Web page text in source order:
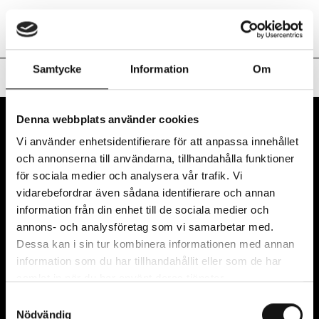
Samtycke Information Om
Denna webbplats använder cookies
Vi använder enhetsidentifierare för att anpassa innehållet
och annonserna till användarna, tillhandahålla funktioner
för sociala medier och analysera vår trafik. Vi
vidarebefordrar även sådana identifierare och annan
information från din enhet till de sociala medier och
annons- och analysföretag som vi samarbetar med.
Dessa kan i sin tur kombinera informationen med annan
information som du har tillhandahållit eller som de har
Nödvändig
Art Inside Out Nuvarande
SvEn
Hem/#19 I vågsvallet
Art Inside Out drivs av Region Halland i samarbete
med Hallands sex kommuner: Kungsbacka,
Varberg, Falkenberg, Halmstad, Hylte och Laholm.
VÅRT NYHETSBREV